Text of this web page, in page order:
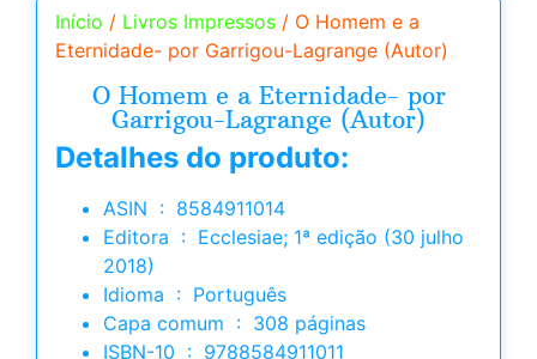
Início / Livros Impressos / O Homem e a
Eternidade- por Garrigou-Lagrange (Autor)
O Homem e a Eternidade- por
Garrigou-Lagrange (Autor)
Detalhes do produto:
ASIN ‏ : ‎ 8584911014
Editora ‏ : ‎ Ecclesiae; 1ª edição (30 julho
2018)
Idioma ‏ : ‎ Português
Capa comum ‏ : ‎ 308 páginas
ISBN-10 ‏ : ‎ 9788584911011